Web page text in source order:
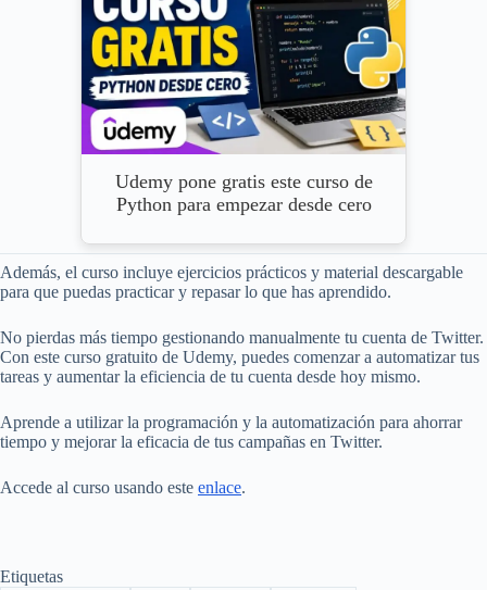
Udemy pone gratis este curso de
Python para empezar desde cero
Además, el curso incluye ejercicios prácticos y material descargable
para que puedas practicar y repasar lo que has aprendido.
No pierdas más tiempo gestionando manualmente tu cuenta de Twitter.
Con este curso gratuito de Udemy, puedes comenzar a automatizar tus
tareas y aumentar la eficiencia de tu cuenta desde hoy mismo.
Aprende a utilizar la programación y la automatización para ahorrar
tiempo y mejorar la eficacia de tus campañas en Twitter.
Accede al curso usando este enlace.
Etiquetas